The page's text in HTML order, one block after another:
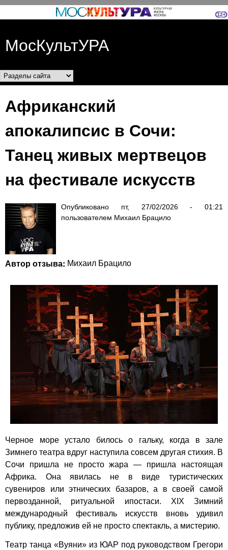
Перейти к основному
МосКультУРА
Разделы сайта
Африканский
апокалипсис в Сочи:
Танец живых мертвецов
на фестивале искусств
Опубликовано пт, 27/02/2026 - 01:21
пользователем Михаил Брацило
Автор отзыва: Михаил Брацило
Черное море устало билось о гальку, когда в зале
Зимнего театра вдруг наступила совсем другая стихия. В
Сочи пришла не просто жара — пришла настоящая
Африка. Она явилась не в виде туристических
сувениров или этнических базаров, а в своей самой
первозданной, ритуальной ипостаси. XIX Зимний
международный фестиваль искусств вновь удивил
публику, предложив ей не просто спектакль, а мистерию.
Театр танца «Вуяни» из ЮАР под руководством Грегори